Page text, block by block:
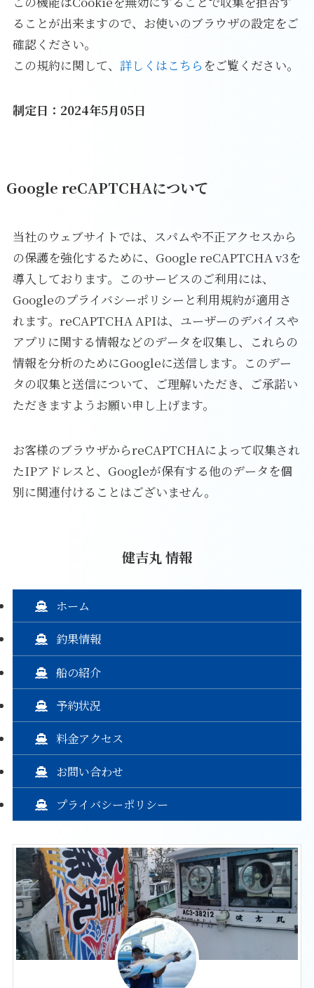
ることが出来ますので、お使いのブラウザの設定をご
確認ください。
この規約に関して、 詳しくはこちら をご覧ください。
制定日：2024年5月05日
Google reCAPTCHAについて
当社のウェブサイトでは、スパムや不正アクセスから
の保護を強化するために、Google reCAPTCHA v3を
導入しております。このサービスのご利用には、
Googleのプライバシーポリシーと利用規約が適用さ
れます。reCAPTCHA APIは、ユーザーのデバイスや
アプリに関する情報などのデータを収集し、これらの
情報を分析のためにGoogleに送信します。このデー
タの収集と送信について、ご理解いただき、ご承諾い
ただきますようお願い申し上げます。
お客様のブラウザからreCAPTCHAによって収集され
たIPアドレスと、Googleが保有する他のデータを個
別に関連付けることはございません。
健吉丸 情報
ホーム
釣果情報
船の紹介
予約状況
料金アクセス
お問い合わせ
プライバシーポリシー